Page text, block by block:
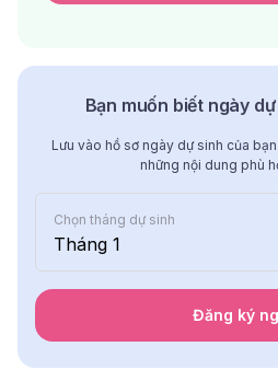
Bạn muốn biết ngày
Lưu vào hồ sơ ngày dự sinh của
những nội dung phù
Chọn tháng dự sinh
Tháng 1
Đăng ký